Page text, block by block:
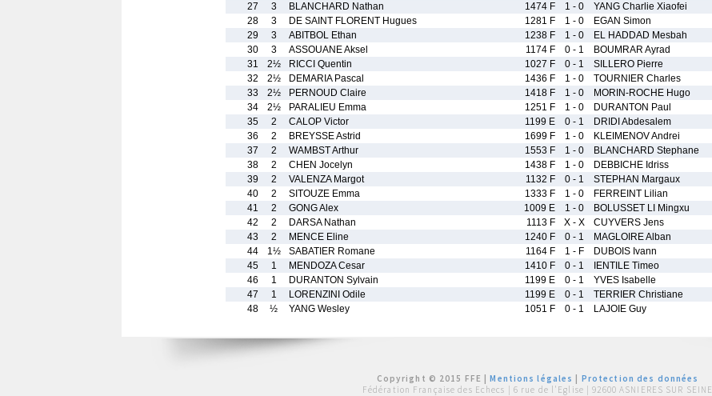
27
3 BLANCHARD Nathan 1474 F 1 - 0 YANG Charlie Xiaofei
28
3 DE SAINT FLORENT Hugues 1281 F 1 - 0 EGAN Simon
29
3 ABITBOL Ethan 1238 F 1 - 0 EL HADDAD Mesbah
30
3 ASSOUANE Aksel 1174 F 0 - 1 BOUMRAR Ayrad
31
2½ RICCI Quentin 1027 F 0 - 1 SILLERO Pierre
32
2½ DEMARIA Pascal 1436 F 1 - 0 TOURNIER Charles
33
2½ PERNOUD Claire 1418 F 1 - 0 MORIN-ROCHE Hugo
34
2½ PARALIEU Emma 1251 F 1 - 0 DURANTON Paul
35
2 CALOP Victor 1199 E 0 - 1 DRIDI Abdesalem
36
2 BREYSSE Astrid 1699 F 1 - 0 KLEIMENOV Andrei
37
2 WAMBST Arthur 1553 F 1 - 0 BLANCHARD Stephane
38
2 CHEN Jocelyn 1438 F 1 - 0 DEBBICHE Idriss
39
2 VALENZA Margot 1132 F 0 - 1 STEPHAN Margaux
40
2 SITOUZE Emma 1333 F 1 - 0 FERREINT Lilian
41
2 GONG Alex 1009 E 1 - 0 BOLUSSET LI Mingxu
42
2 DARSA Nathan 1113 F X - X CUYVERS Jens
43
2 MENCE Eline 1240 F 0 - 1 MAGLOIRE Alban
44
1½ SABATIER Romane 1164 F 1 - F DUBOIS Ivann
45
1 MENDOZA Cesar 1410 F 0 - 1 IENTILE Timeo
46
1 DURANTON Sylvain 1199 E 0 - 1 YVES Isabelle
47
1 LORENZINI Odile 1199 E 0 - 1 TERRIER Christiane
48
½ YANG Wesley 1051 F 0 - 1 LAJOIE Guy
Copyright © 2015 FFE |Mentions légales
Protection des données
Fédération Française des Echecs | 6 rue de l'Eglise | 92600 ASNIERES SUR SEINE